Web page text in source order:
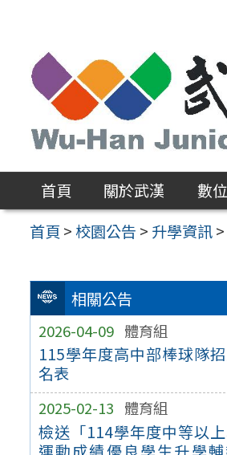
區
首頁 關於武漢 數
首頁 >校園公告 > 升學資訊
相關公告
2026-04-09 體育組
115學年度高中部棒球隊
名表
2025-02-13 體育組
檢送「114學年度中等以